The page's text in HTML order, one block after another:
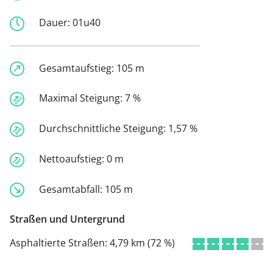
Dauer: 01u40
Gesamtaufstieg: 105 m
Maximal Steigung: 7 %
Durchschnittliche Steigung: 1,57 %
Nettoaufstieg: 0 m
Gesamtabfall: 105 m
Straßen und Untergrund
Asphaltierte Straßen: 4,79 km (72 %)